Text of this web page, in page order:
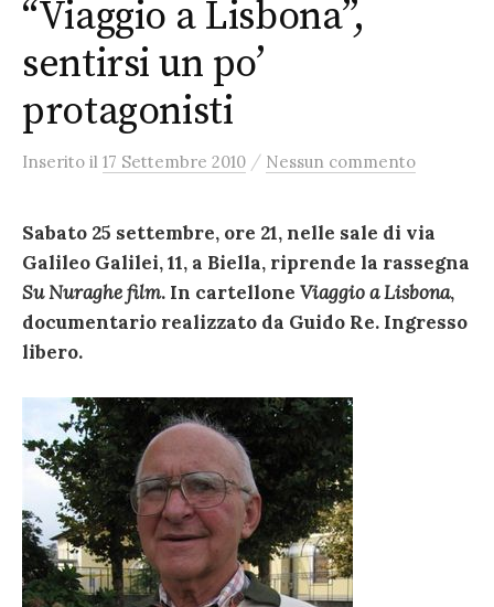
“Viaggio a Lisbona”,
sentirsi un po’
protagonisti
Inserito il 17 Settembre 2010 / Nessun commento
Sabato 25 settembre, ore 21, nelle sale di via
Galileo Galilei, 11, a Biella, riprende la rassegna
Su Nuraghe film. In cartellone Viaggio a Lisbona,
documentario realizzato da Guido Re. Ingresso
libero.